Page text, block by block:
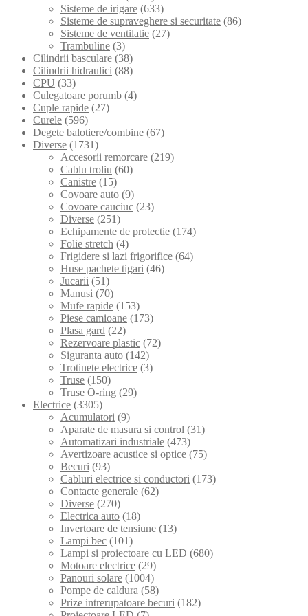
Sisteme de irigare (633)
Sisteme de supraveghere si securitate (86)
Sisteme de ventilatie (27)
Trambuline (3)
Cilindrii basculare (38)
Cilindrii hidraulici (88)
CPU (33)
Culegatoare porumb (4)
Cuple rapide (27)
Curele (596)
Degete balotiere/combine (67)
Diverse (1731)
Accesorii remorcare (219)
Cablu troliu (60)
Canistre (15)
Covoare auto (9)
Covoare cauciuc (23)
Diverse (251)
Echipamente de protectie (174)
Folie stretch (4)
Frigidere si lazi frigorifice (64)
Huse pachete tigari (46)
Jucarii (51)
Manusi (70)
Mufe rapide (153)
Piese camioane (173)
Plasa gard (22)
Rezervoare plastic (72)
Siguranta auto (142)
Trotinete electrice (3)
Truse (150)
Truse O-ring (29)
Electrice (3305)
Acumulatori (9)
Aparate de masura si control (31)
Automatizari industriale (473)
Avertizoare acustice si optice (75)
Becuri (93)
Cabluri electrice si conductori (173)
Contacte generale (62)
Diverse (270)
Electrica auto (18)
Invertoare de tensiune (13)
Lampi bec (101)
Lampi si proiectoare cu LED (680)
Motoare electrice (29)
Panouri solare (1004)
Pompe de caldura (58)
Prize intrerupatoare becuri (182)